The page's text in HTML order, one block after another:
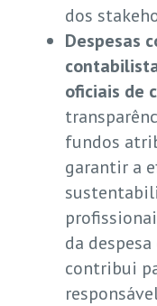
dos
Despesas
oficiais de
fundos
garantir a
da
contribui